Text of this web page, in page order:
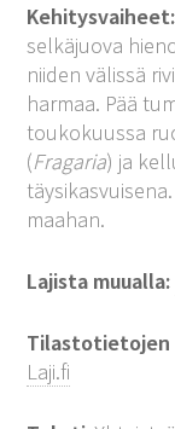
Kehitysvaiheet:
selkäjuova
niiden välissä
harmaa. Pää
toukokuussa
(Fragaria) ja
maahan.
Lajista muualla:
Tilastotietojen
Laji.fi